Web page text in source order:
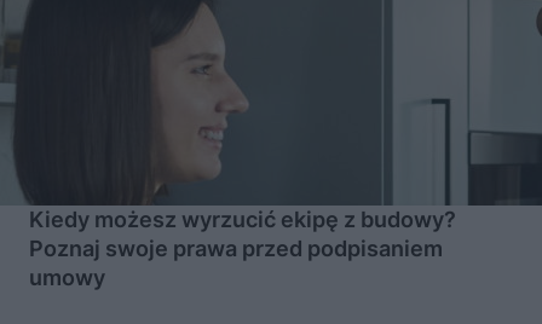
Kiedy możesz wyrzucić ekipę z budowy?
Poznaj swoje prawa przed podpisaniem
umowy